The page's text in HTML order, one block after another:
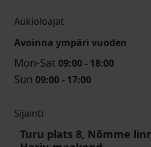
Aukioloajat
Avoinna ympäri vuoden
Mon-Sat 09:00 - 18:00
Sun 09:00 - 17:00
Sijainti
Turu plats 8, Nõmme